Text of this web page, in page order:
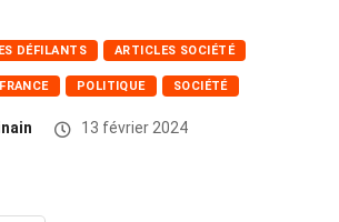
DÉFILANTS ARTICLES SOCIÉTÉ
FRANCE POLITIQUE SOCIÉTÉ
13 février 2024